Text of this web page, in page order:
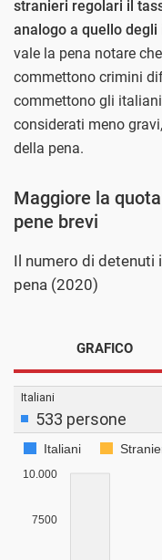
stranieri regolari il
analogo a quello degli
vale la pena notare
commettono crimini
commettono gli
considerati meno
della pena.
Maggiore la
pene brevi
Il numero di detenuti
pena (2020)
GRAFICO